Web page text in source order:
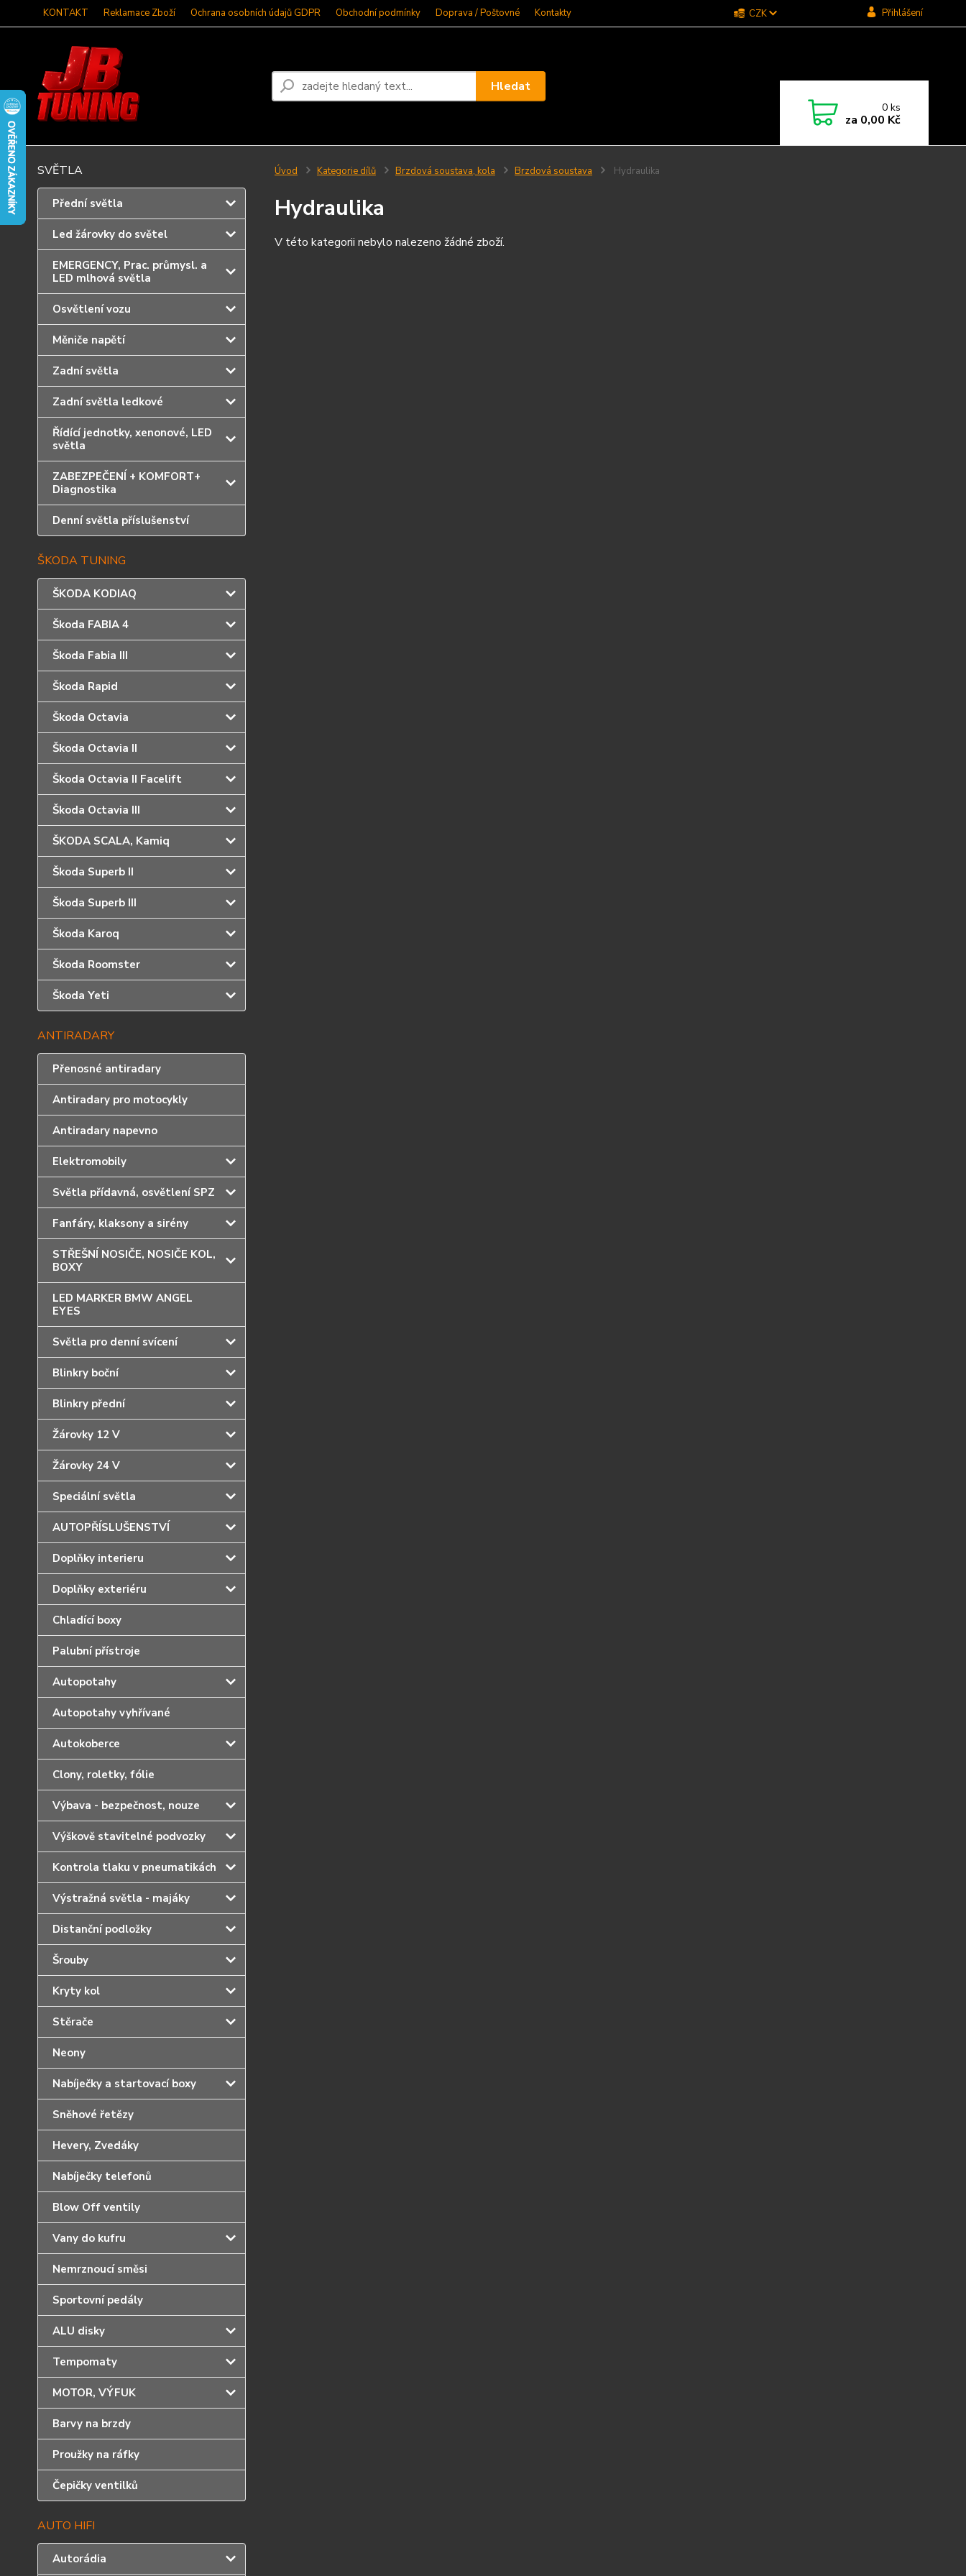
KONTAKT Reklamace Zboží Ochrana osobních údajů GDPR Obchodní podmínky Doprava / Poštovné Kontakty CZK Přihlášení
Hledat
0ks
za 0,00 Kč
SVĚTLA
Přední světla
Led žárovky do světel
EMERGENCY, Prac. průmysl. a
LED mlhová světla
Osvětlení vozu
Měniče napětí
Zadní světla
Zadní světla ledkové
Řídící jednotky, xenonové, LED
světla
ZABEZPEČENÍ + KOMFORT+
Diagnostika
Denní světla příslušenství
ŠKODA TUNING
ŠKODA KODIAQ
Škoda FABIA 4
Škoda Fabia III
Škoda Rapid
Škoda Octavia
Škoda Octavia II
Škoda Octavia II Facelift
Škoda Octavia III
ŠKODA SCALA, Kamiq
Škoda Superb II
Škoda Superb III
Škoda Karoq
Škoda Roomster
Škoda Yeti
ANTIRADARY
Přenosné antiradary
Antiradary pro motocykly
Antiradary napevno
Elektromobily
Světla přídavná, osvětlení SPZ
Fanfáry, klaksony a sirény
STŘEŠNÍ NOSIČE, NOSIČE KOL,
BOXY
LED MARKER BMW ANGEL
EYES
Světla pro denní svícení
Blinkry boční
Blinkry přední
Žárovky 12 V
Žárovky 24 V
Speciální světla
AUTOPŘÍSLUŠENSTVÍ
Doplňky interieru
Doplňky exteriéru
Chladící boxy
Palubní přístroje
Autopotahy
Autopotahy vyhřívané
Autokoberce
Clony, roletky, fólie
Výbava - bezpečnost, nouze
Výškově stavitelné podvozky
Kontrola tlaku v pneumatikách
Výstražná světla - majáky
Distanční podložky
Šrouby
Kryty kol
Stěrače
Neony
Nabíječky a startovací boxy
Sněhové řetězy
Hevery, Zvedáky
Nabíječky telefonů
Blow Off ventily
Vany do kufru
Nemrznoucí směsi
Sportovní pedály
ALU disky
Tempomaty
MOTOR, VÝFUK
Barvy na brzdy
Proužky na ráfky
Čepičky ventilků
AUTO HIFI
Autorádia
Úvod Kategorie dílů Brzdová soustava, kola Brzdová soustava Hydraulika
Hydraulika
V této kategorii nebylo nalezeno žádné zboží.